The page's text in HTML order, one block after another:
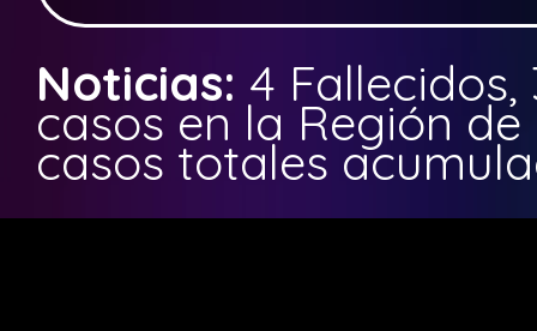
Noticias: 4
casos en la Región de
casos totales